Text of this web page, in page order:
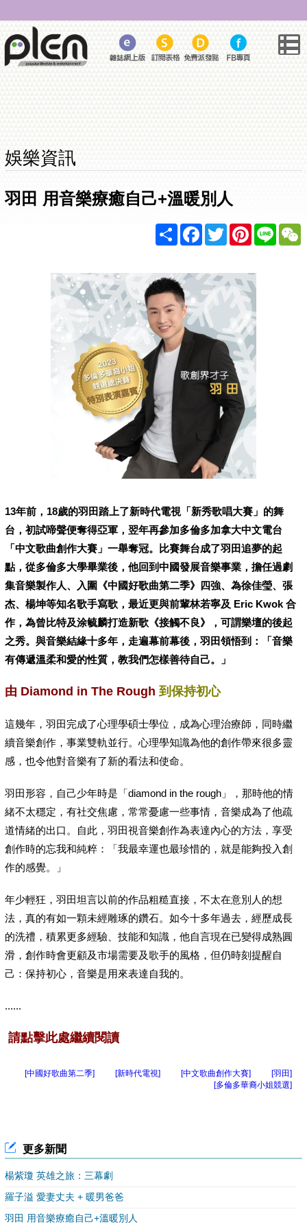
娛樂資訊
羽田 用音樂療癒自己+溫暖別人
ShareFacebook
TwitterPinterest
Line
13年前，18歲的羽田踏上了新時代電視「新秀歌唱大賽」的舞
台，初試啼聲便奪得亞軍，翌年再參加多倫多加拿大中文電台
「中文歌曲創作大賽」一舉奪冠。比賽舞台成了羽田追夢的起
點，從多倫多大學畢業後，他回到中國發展音樂事業，擔任過劇
集音樂製作人、入圍《中國好歌曲第二季》四強、為徐佳瑩、張
杰、楊坤等知名歌手寫歌，最近更與前輩林若寧及 Eric Kwok 合
作，為曾比特及涂毓麟打造新歌《接觸不良》，可謂樂壇的後起
之秀。與音樂結緣十多年，走遍幕前幕後，羽田領悟到：「音樂
有傳遞溫柔和愛的性質，教我們怎樣善待自己。」
由 Diamond in The Rough 到保持初心
這幾年，羽田完成了心理學碩士學位，成為心理治療師，同時繼
續音樂創作，事業雙軌並行。心理學知識為他的創作帶來很多靈
感，也令他對音樂有了新的看法和使命。
羽田形容，自己少年時是「diamond in the rough」，那時他的情
緒不太穩定，有社交焦慮，常常憂慮一些事情，音樂成為了他疏
道情緒的出口。自此，羽田視音樂創作為表達內心的方法，享受
創作時的忘我和純粹：「我最幸運也最珍惜的，就是能夠投入創
作的感覺。」
年少輕狂，羽田坦言以前的作品粗糙直接，不太在意別人的想
法，真的有如一顆未經雕琢的鑽石。如今十多年過去，經歷成長
的洗禮，積累更多經驗、技能和知識，他自言現在已變得成熟圓
滑，創作時會更顧及市場需要及歌手的風格，但仍時刻提醒自
己：保持初心，音樂是用來表達自我的。
......
請點擊此處繼續閱讀
[羽田]
[中文歌曲創作大賽]
[新時代電視]
[中國好歌曲第二季]
[多倫多華裔小姐競選]
更多新聞
楊紫瓊 英雄之旅：三幕劇
羅子溢 愛妻丈夫 + 暖男爸爸
羽田 用音樂療癒自己+溫暖別人